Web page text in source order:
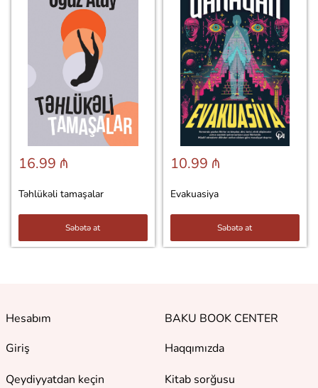
16.99 ₼
Təhlükəli tamaşalar
Səbətə at
10.99 ₼
Evakuasiya
Səbətə at
Hesabım
Giriş
Qeydiyyatdan keçin
BAKU BOOK CENTER
Haqqımızda
Kitab sorğusu